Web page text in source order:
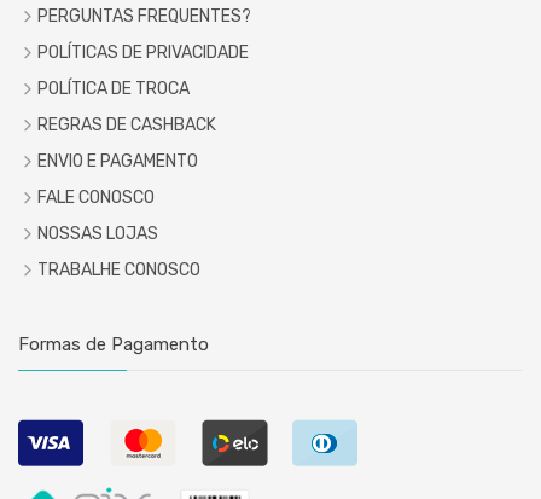
PERGUNTAS FREQUENTES?
POLÍTICAS DE PRIVACIDADE
POLÍTICA DE TROCA
REGRAS DE CASHBACK
ENVIO E PAGAMENTO
FALE CONOSCO
NOSSAS LOJAS
TRABALHE CONOSCO
Formas de Pagamento